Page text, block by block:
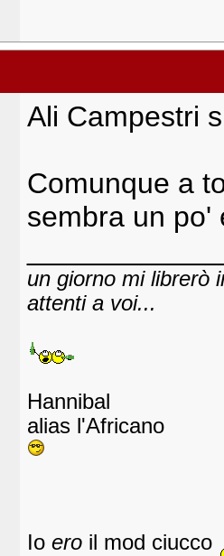
Ali Campestri
Comunque a
sembra un po'
un giorno mi librerò
attenti a voi...
Hannibal
alias l'Africano
Io ero il mod ciucco